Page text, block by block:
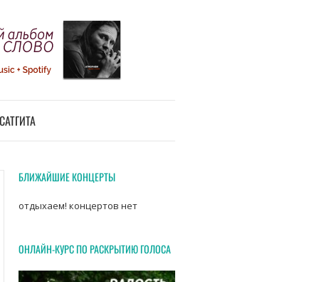
САТГИТА
БЛИЖАЙШИЕ КОНЦЕРТЫ
отдыхаем! концертов нет
ОНЛАЙН-КУРС ПО РАСКРЫТИЮ ГОЛОСА